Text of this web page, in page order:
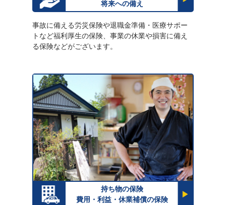
将来への備え
事故に備える労災保険や退職金準備・医療サポー
トなど福利厚生の保険、事業の休業や損害に備え
る保険などがございます。
持ち物の保険
費用・利益・休業補償の保険